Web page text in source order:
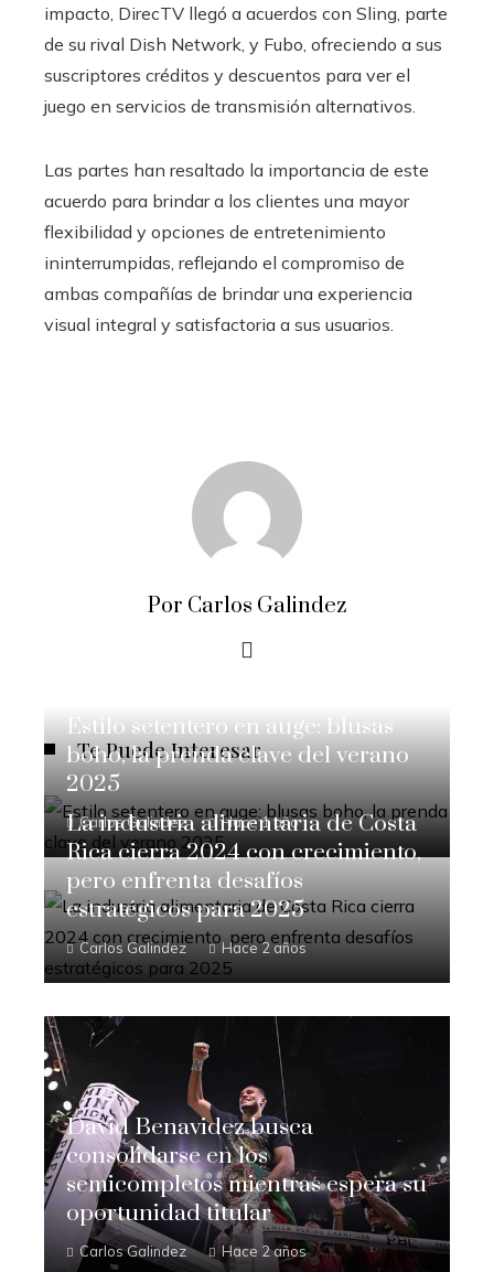
impacto, DirecTV llegó a acuerdos con Sling, parte
de su rival Dish Network, y Fubo, ofreciendo a sus
suscriptores créditos y descuentos para ver el
juego en servicios de transmisión alternativos.
Las partes han resaltado la importancia de este
acuerdo para brindar a los clientes una mayor
flexibilidad y opciones de entretenimiento
ininterrumpidas, reflejando el compromiso de
ambas compañías de brindar una experiencia
visual integral y satisfactoria a sus usuarios.
Por Carlos Galindez
Te Puede Interesar
Estilo setentero en auge: blusas
boho, la prenda clave del verano
2025
Carlos Galindez Hace 1 año
La industria alimentaria de Costa
Rica cierra 2024 con crecimiento,
pero enfrenta desafíos
estratégicos para 2025
Carlos Galindez Hace 2 años
David Benavidez busca
consolidarse en los
semicompletos mientras espera su
oportunidad titular
Carlos Galindez Hace 2 años